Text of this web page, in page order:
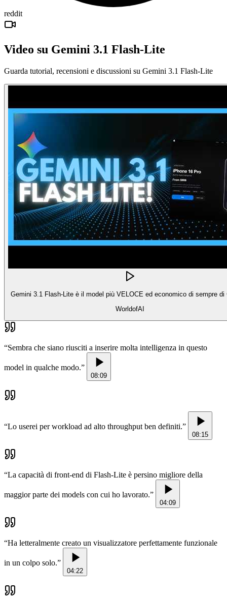
reddit
Video su Gemini 3.1 Flash-Lite
Guarda tutorial, recensioni e discussioni su Gemini 3.1 Flash-Lite
Gemini 3.1 Flash-Lite è il model più VELOCE ed economico di sempre di
WorldofAI
“Sembra che siano riusciti a inserire molta intelligenza in questo
model in qualche modo.”
08:09
“Lo userei per workload ad alto throughput ben definiti.”
08:15
“La capacità di front-end di Flash-Lite è persino migliore della
maggior parte dei models con cui ho lavorato.”
04:09
“Ha letteralmente creato un visualizzatore perfettamente funzionale
in un colpo solo.”
04:22